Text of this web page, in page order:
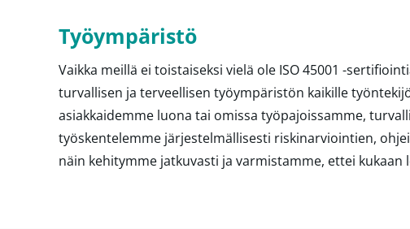
Työympäristö
Vaikka meillä ei toistaiseksi vielä ole ISO 45001 -
turvallisen ja terveellisen työympäristön kaikille
asiakkaidemme luona tai omissa työpajoissamme,
työskentelemme järjestelmällisesti riskinarviointien,
näin kehitymme jatkuvasti ja varmistamme, ettei kukaan